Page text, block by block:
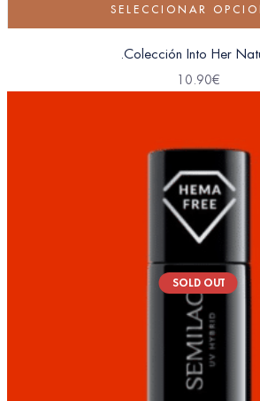
SELECCIONAR
.Colección Into Her
10.90€
SOLD OUT